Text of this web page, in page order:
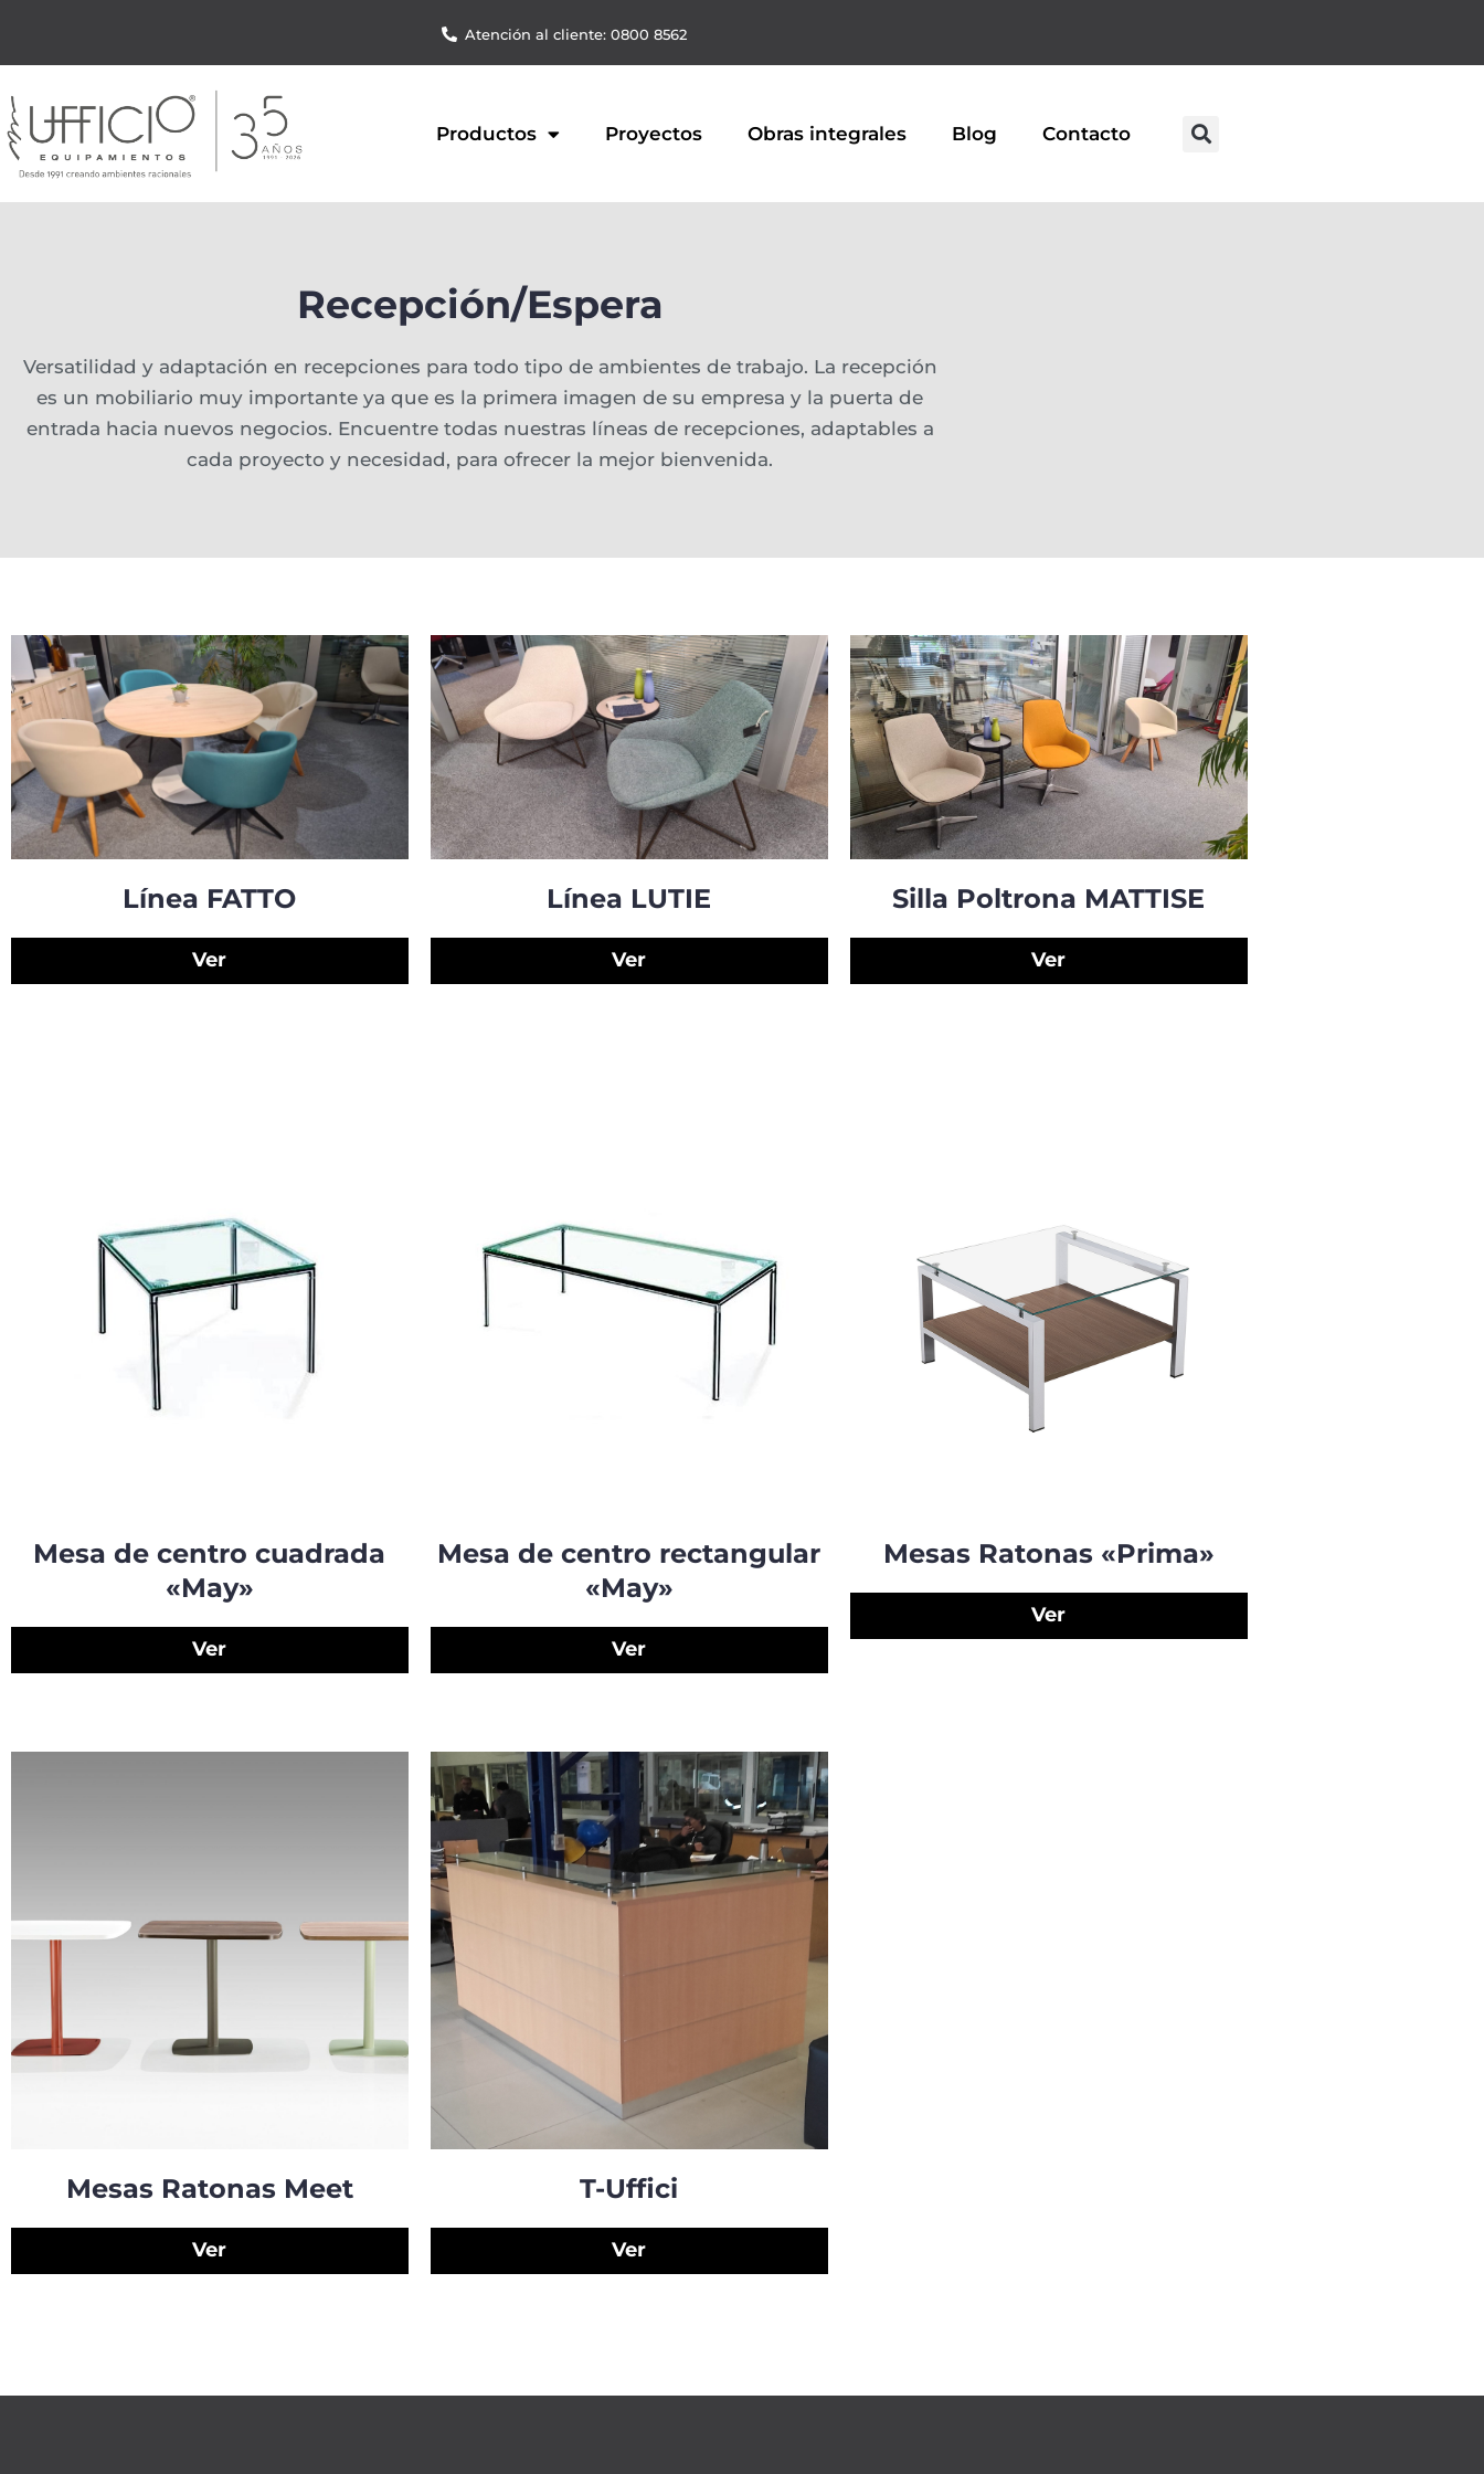
Atención al cliente: 0800 8562
Productos Proyectos Obras integrales Blog Contacto
Recepción/Espera
Versatilidad y adaptación en recepciones para todo tipo de ambientes de trabajo. La recepción
es un mobiliario muy importante ya que es la primera imagen de su empresa y la puerta de
entrada hacia nuevos negocios. Encuentre todas nuestras líneas de recepciones, adaptables a
cada proyecto y necesidad, para ofrecer la mejor bienvenida.
Línea FATTO
Ver
Línea LUTIE
Ver
Silla Poltrona MATTISE
Ver
Mesa de centro cuadrada
«May»
Ver
Mesa de centro rectangular
«May»
Ver
Mesas Ratonas «Prima»
Ver
Mesas Ratonas Meet
Ver
T-Uffici
Ver